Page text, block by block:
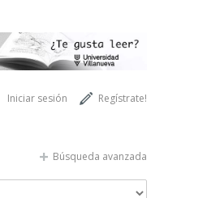
Regístrate!
Iniciar sesión
Búsqueda avanzada